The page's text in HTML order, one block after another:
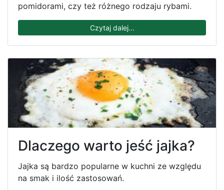
pomidorami, czy też różnego rodzaju rybami.
Czytaj dalej...
Dlaczego warto jeść jajka?
Jajka są bardzo popularne w kuchni ze względu
na smak i ilość zastosowań.